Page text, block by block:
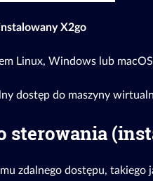
X2go
Linux, Windows lub
dostęp do maszyny
sterowania
zdalnego dostępu, takiego